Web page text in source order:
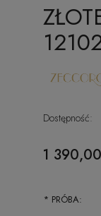
Dostępność:
1
* PRÓBA: